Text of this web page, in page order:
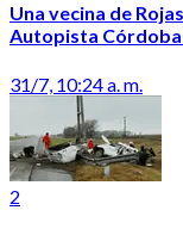
Una vecina de
Autopista
31/7, 10:24 a. m.
2